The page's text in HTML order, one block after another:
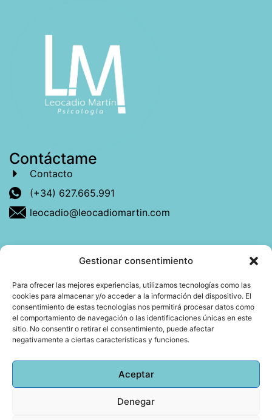
Gestionar consentimiento
Para ofrecer las mejores experiencias, utilizamos tecnologías como las
cookies para almacenar y/o acceder a la información del dispositivo. El
consentimiento de estas tecnologías nos permitirá procesar datos como
el comportamiento de navegación o las identificaciones únicas en este
sitio. No consentir o retirar el consentimiento, puede afectar
negativamente a ciertas características y funciones.
Aceptar
Denegar
Contáctame
Contacto
(+34) 627.665.991
leocadio@leocadiomartin.com
Descubre más sobre mí
Mi libro: La felicidad: qué ayuda y qué no.
Blog: Reflexiones que conectan
Agendar cita